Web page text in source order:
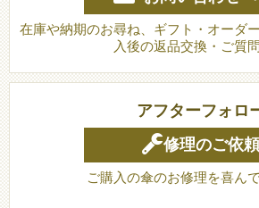
在庫や納期のお尋ね、ギフト・オーダ
入後の返品交換・ご質
アフターフォロ
修理のご依頼
ご購入の傘のお修理を喜ん